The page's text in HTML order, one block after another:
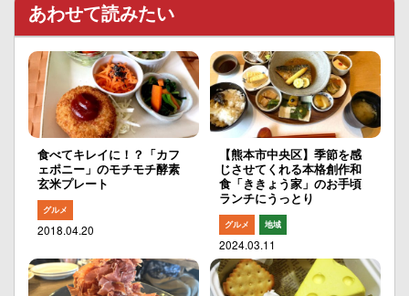
あわせて読みたい
食べてキレイに！？「カフ
ェポニー」のモチモチ酵素
玄米プレート
グルメ
2018.04.20
【熊本市中央区】季節を感
じさせてくれる本格創作和
食「ききょう家」のお手頃
ランチにうっとり
グルメ 地域
2024.03.11